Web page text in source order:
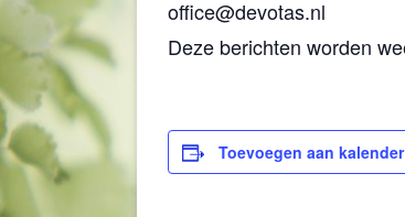
office@devotas.nl
Deze berichten worden
Toevoegen aan kalender